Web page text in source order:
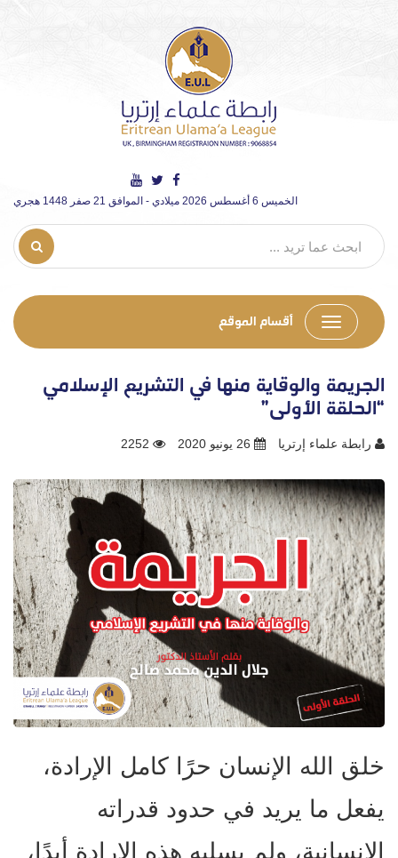
الخميس 6 أغسطس 2026 ميلادي - الموافق 21 صفر 1448 هجري
أقسام الموقع
الجريمة والوقاية منها في التشريع الإسلامي
“الحلقة الأولى”
رابطة علماء إرتريا
خلق الله الإنسان حرًا كامل الإرادة،
يفعل ما يريد في حدود قدراته
الانسانية، ولم يسلبه هذه الإرادة أبدًا،